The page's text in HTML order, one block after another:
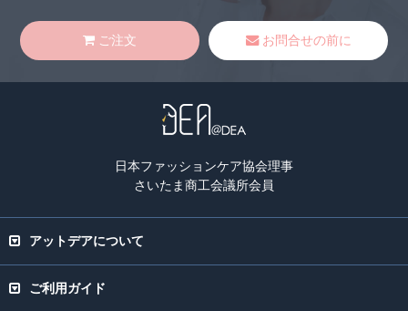
ご注文 お問合せの前に
日本ファッションケア協会理事
さいたま商工会議所会員
アットデアについて
ご利用ガイド